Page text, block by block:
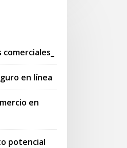
en línea
en
potencial